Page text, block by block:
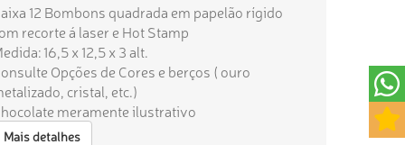
12 Bombons quadrada em papelão rígido
recorte á laser e Hot Stamp
16,5 x 12,5 x 3 alt.
Opções de Cores e berços ( ouro
cristal, etc.)
meramente ilustrativo
Mais detalhes